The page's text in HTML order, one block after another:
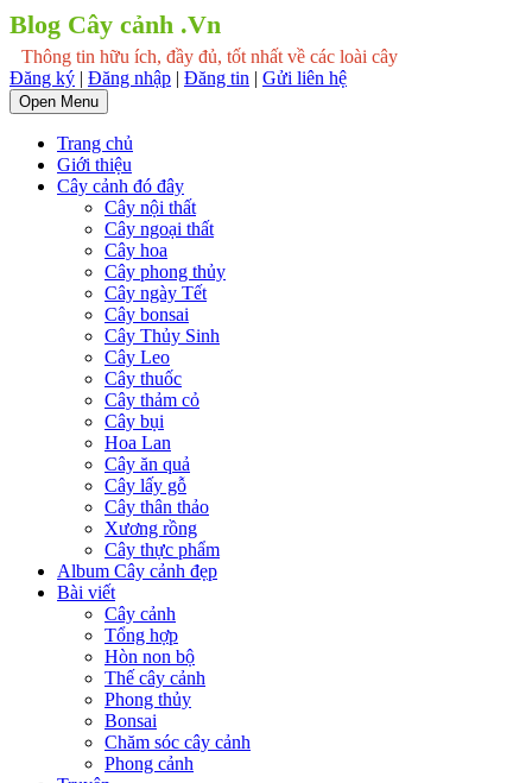
Blog Cây cảnh .Vn
Thông tin hữu ích, đầy đủ, tốt nhất về các loài cây
Đăng ký | Đăng nhập | Đăng tin | Gửi liên hệ
Open Menu
Trang chủ
Giới thiệu
Cây cảnh đó đây
Cây nội thất
Cây ngoại thất
Cây hoa
Cây phong thủy
Cây ngày Tết
Cây bonsai
Cây Thủy Sinh
Cây Leo
Cây thuốc
Cây thảm cỏ
Cây bụi
Hoa Lan
Cây ăn quả
Cây lấy gỗ
Cây thân thảo
Xương rồng
Cây thực phẩm
Album Cây cảnh đẹp
Bài viết
Cây cảnh
Tổng hợp
Hòn non bộ
Thế cây cảnh
Phong thủy
Bonsai
Chăm sóc cây cảnh
Phong cảnh